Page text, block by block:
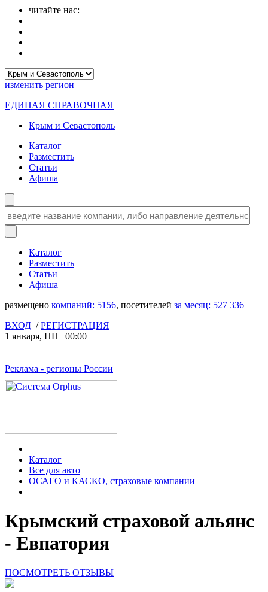
читайте нас:
изменить регион
ЕДИНАЯ СПРАВОЧНАЯ
Крым и Севастополь
Каталог
Разместить
Статьи
Афиша
Каталог
Разместить
Статьи
Афиша
размещено компаний: 5156, посетителей за месяц: 527 336
ВХОД /РЕГИСТРАЦИЯ
1 января, ПН | 00:00
Реклама - регионы России
Каталог
Все для авто
ОСАГО и КАСКО, страховые компании
Крымский страховой альянс
- Евпатория
ПОСМОТРЕТЬ ОТЗЫВЫ